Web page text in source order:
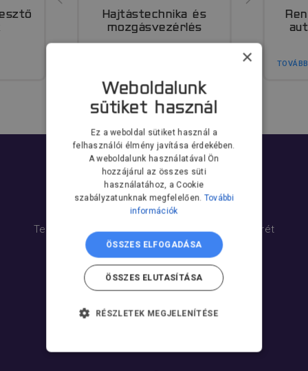
Hajtástechnika és
mozgásvezérlés
Teljeskörű támogatás
Szolgáltatásaink
Tekintse át az automatizálás hosszú távú sikerét
biztosító szolgáltatás portfóliónkat!
×
Weboldalunk
sütiket használ
Ez a weboldal sütiket használ a
felhasználói élmény javítása érdekében.
A weboldalunk használatával Ön
hozzájárul az összes süti
használatához, a Cookie
szabályzatunknak megfelelően. További
információk
ÖSSZES ELFOGADÁSA
ÖSSZES ELUTASÍTÁSA
RÉSZLETEK MEGJELENÍTÉSE
SZÜKSÉGES